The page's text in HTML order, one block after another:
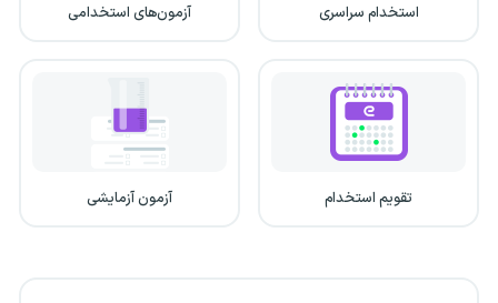
استخدام سراسری آزمون‌های استخدامی
تقویم استخدام آزمون آزمایشی